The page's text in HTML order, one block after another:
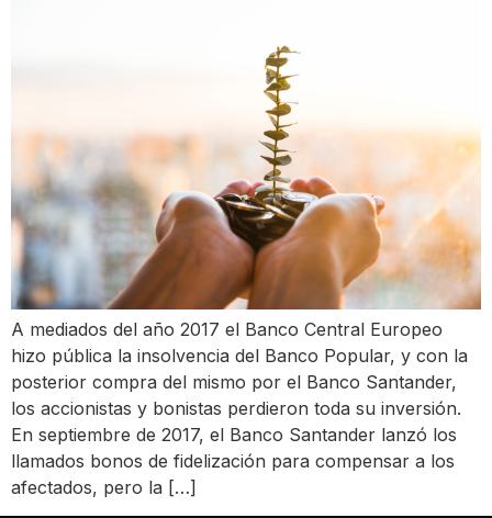
A mediados del año 2017 el Banco Central Europeo
hizo pública la insolvencia del Banco Popular, y con la
posterior compra del mismo por el Banco Santander,
los accionistas y bonistas perdieron toda su inversión.
En septiembre de 2017, el Banco Santander lanzó los
llamados bonos de fidelización para compensar a los
afectados, pero la […]